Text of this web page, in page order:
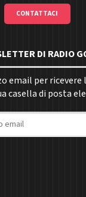
CONTATTACI
DI RADIO
email per ricevere
casella di posta